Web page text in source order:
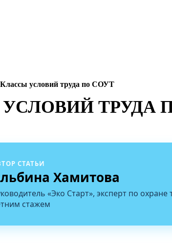
Классы условий труда по СОУТ
ТРУДА
СТАТЬИ
Хамитова
«Эко Старт», эксперт по охране
стажем